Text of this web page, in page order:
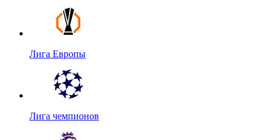
Лига Европы
Лига чемпионов